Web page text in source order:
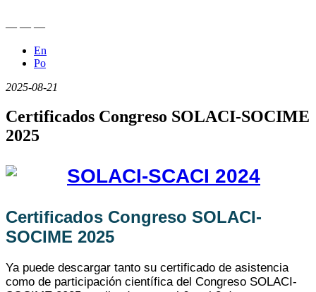
— — —
En
Po
2025-08-21
Certificados Congreso SOLACI-SOCIME
2025
Certificados Congreso SOLACI-
SOCIME 2025
Ya puede descargar tanto su certificado de asistencia
como de participación científica del Congreso SOLACI-